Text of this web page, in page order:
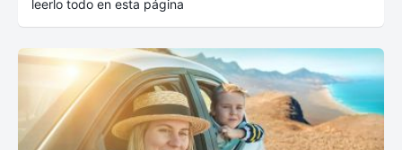
leerlo todo en esta página